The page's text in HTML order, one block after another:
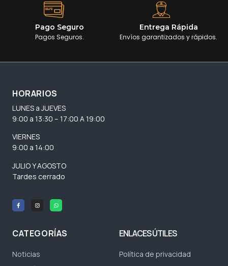
Pago Seguro
Pagos Seguros.
Entrega Rápida
Envíos garantizados y rápidos.
HORARIOS
LUNES a JUEVES
9:00 a 13:30 – 17:00 A 19:00
VIERNES
9:00 a 14:00
JULIO Y AGOSTO
Tardes cerrado
CATEGORÍAS
Noticias
ENLACES ÚTILES
Política de privacidad